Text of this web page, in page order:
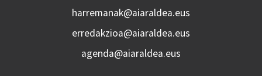
harremanak@aiaraldea.eus
erredakzioa@aiaraldea.eus
agenda@aiaraldea.eus